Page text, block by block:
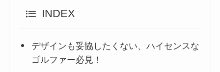
INDEX
デザインも妥協したくない、ハイセンスな
ゴルファー必見！